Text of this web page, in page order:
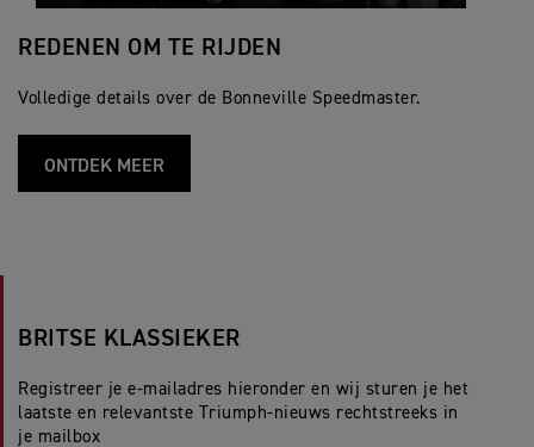
REDENEN OM TE RIJDEN
Volledige details over de Bonneville Speedmaster.
ONTDEK MEER
BRITSE KLASSIEKER
Registreer je e-mailadres hieronder en wij sturen je het
laatste en relevantste Triumph-nieuws rechtstreeks in
je mailbox